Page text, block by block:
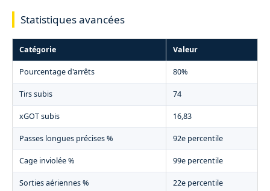
Statistiques avancées
Catégorie Valeur
Pourcentage d'arrêts 80%
Tirs subis 74
xGOT subis 16,83
Passes longues précises % 92e percentile
Cage inviolée % 99e percentile
Sorties aériennes % 22e percentile